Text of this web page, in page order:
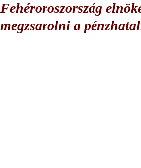
Fehéroroszország
megzsarolni a